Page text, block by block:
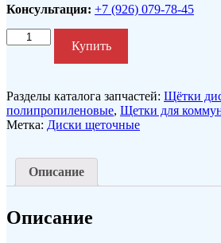
Консультация: +7 (926) 079-78-45
Количество
Купить
Разделы каталога запчастей: Щётки
полипропиленовые, Щетки для
Метка: Диски щеточные
Описание
Описание